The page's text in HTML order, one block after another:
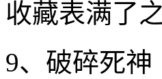
收藏表满了
9、破碎死神